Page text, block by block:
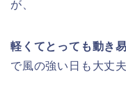
が、
軽くてとっても動き
で風の強い日も大丈